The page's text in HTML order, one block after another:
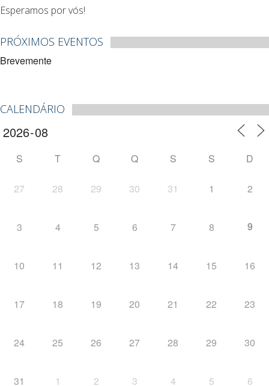
Esperamos por vós!
PRÓXIMOS EVENTOS
Brevemente
CALENDÁRIO
S T Q Q S S D
27 28 29 30 31 1 2
3 4 5 6 7 8 9
10 11 12 13 14 15 16
17 18 19 20 21 22 23
24 25 26 27 28 29 30
31 1 2 3 4 5 6